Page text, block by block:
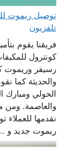
تلفزيون
فريقنا يقوم
كونترول
رسيفر وريموت
والحديثة كما
الحولي ومبارك
والعاصمة. ومن
نقدمها
ريموت جديد و